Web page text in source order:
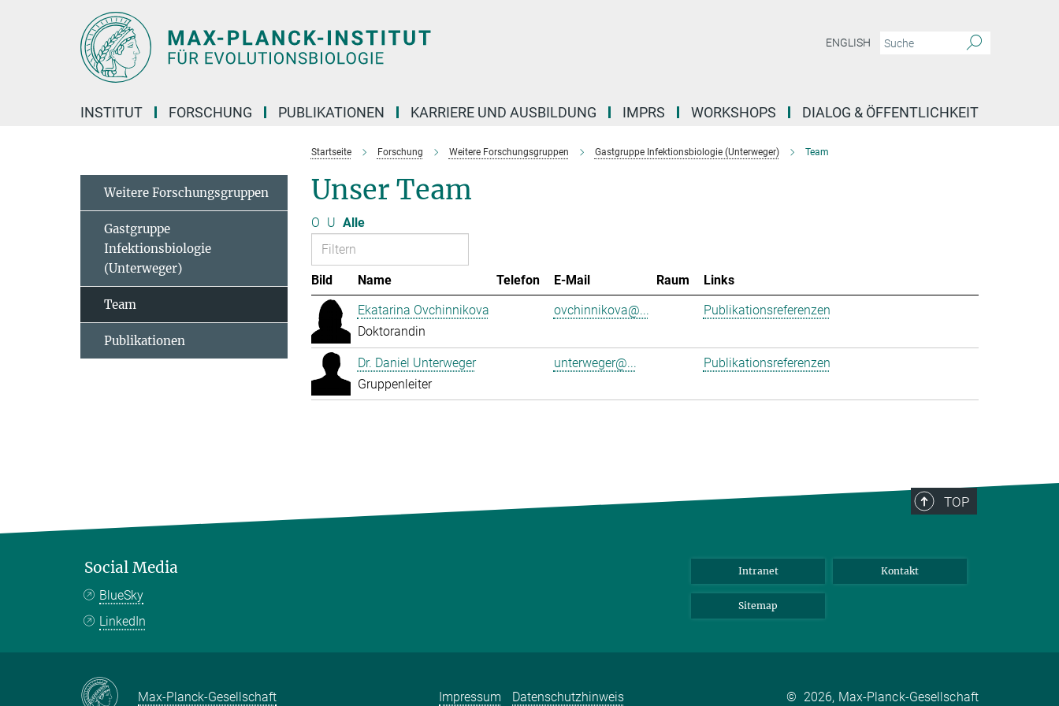
ENGLISH
INSTITUT FORSCHUNG PUBLIKATIONEN KARRIERE UND AUSBILDUNG IMPRS WORKSHOPS DIALOG & ÖFFENTLICHKEIT
Startseite Forschung Weitere Forschungsgruppen Gastgruppe Infektionsbiologie (Unterweger) Team
Unser Team
O U Alle
Bild Name Telefon E-Mail Raum
Links
Ekatarina Ovchinnikova
Doktorandin
ovchinnikova@... Publikationsreferenzen
Dr. Daniel Unterweger
Gruppenleiter
unterweger@... Publikationsreferenzen
Weitere Forschungsgruppen
Gastgruppe
Infektionsbiologie
(Unterweger)
Team
Publikationen
TOP
Social Media
BlueSky
LinkedIn
Intranet Kontakt
Sitemap
Max-Planck-Gesellschaft Impressum Datenschutzhinweis © 2026, Max-Planck-Gesellschaft